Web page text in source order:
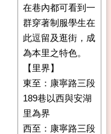
在巷內都可看到一
群穿著制服學生在
此逗留及逛街，成
為本里之特色。
【里界】
東至：康寧路三段
189巷以西與安湖
里為界
西至：康寧路三段